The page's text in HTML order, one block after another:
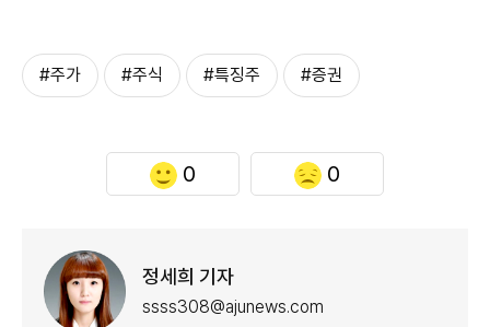
#주가 #주식 #특징주 #증권
0 0
정세희 기자
ssss308@ajunews.com